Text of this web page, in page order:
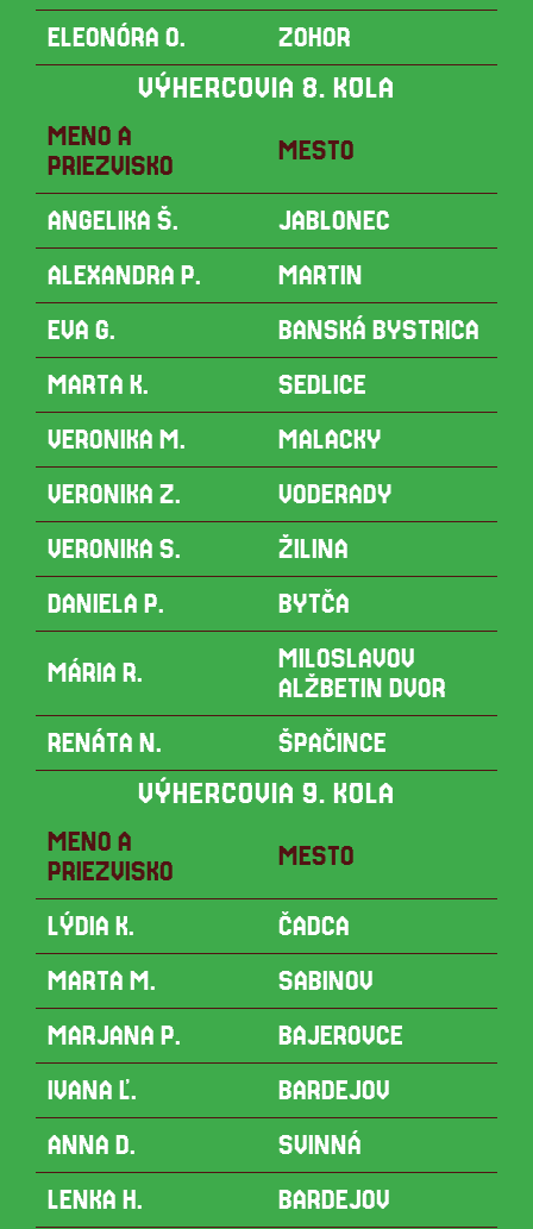
ELEONÓRA O.
ZOHOR
VÝHERCOVIA 8. KOLA
MENO A
PRIEZVISKO
MESTO
ANGELIKA Š.
JABLONEC
ALEXANDRA P.
MARTIN
EVA G.
BANSKÁ BYSTRICA
MARTA K.
SEDLICE
VERONIKA M.
MALACKY
VERONIKA Z.
VODERADY
VERONIKA S.
ŽILINA
DANIELA P.
BYTČA
MÁRIA R.
MILOSLAVOV
ALŽBETIN DVOR
RENÁTA N.
ŠPAČINCE
VÝHERCOVIA 9. KOLA
MENO A
PRIEZVISKO
MESTO
LÝDIA K.
ČADCA
MARTA M.
SABINOV
MARJANA P.
BAJEROVCE
IVANA Ľ.
BARDEJOV
ANNA D.
SVINNÁ
LENKA H.
BARDEJOV